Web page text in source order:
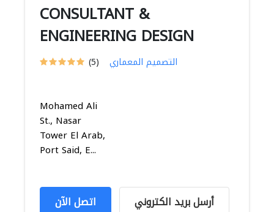
CONSULTANT &
ENGINEERING DESIGN
(5) التصميم المعماري
Mohamed Ali
St., Nasar
Tower El Arab,
Port Said, E...
اتصل الآن أرسل بريد الكتروني